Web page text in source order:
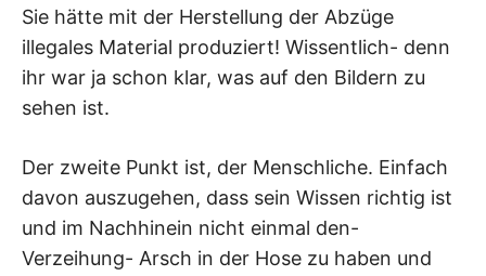
Sie hätte mit der Herstellung der Abzüge
illegales Material produziert! Wissentlich- denn
ihr war ja schon klar, was auf den Bildern zu
sehen ist.
Der zweite Punkt ist, der Menschliche. Einfach
davon auszugehen, dass sein Wissen richtig ist
und im Nachhinein nicht einmal den-
Verzeihung- Arsch in der Hose zu haben und